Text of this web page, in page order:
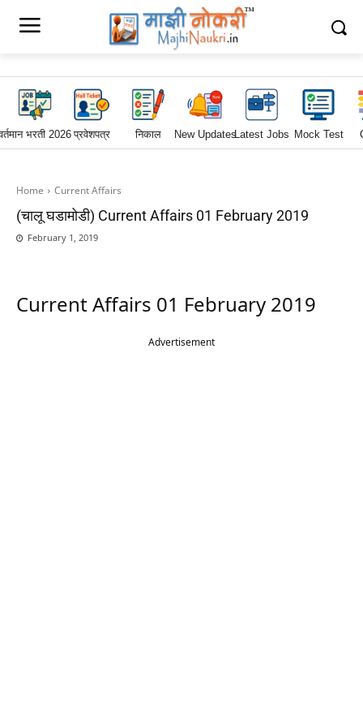
भरती 2026प्रवेशपत्र निकाल New UpdatesLatest Jobs Mock Test
Home Current Affairs
(चालू घडामोडी) Current Affairs 01 February 2019
February 1, 2019
Current Affairs 01 February 2019
Advertisement